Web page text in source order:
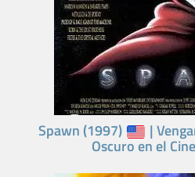
Spawn (1997) |
Oscuro en el